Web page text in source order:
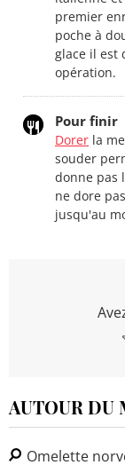
premier
poche à
glace il est
opération.
Pour finir
Dorer la
souder
donne pas
ne dore
jusqu'au
AUTOUR DU
Omelette